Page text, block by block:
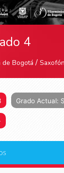
4
de Bogotá / Saxofón
Grado Actual: